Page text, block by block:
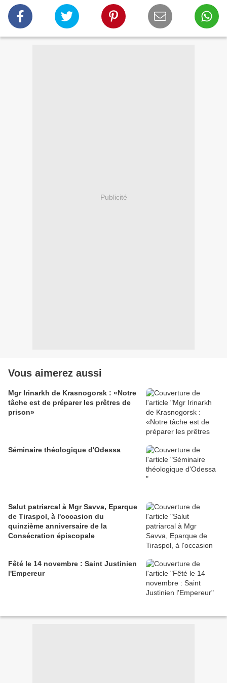
Publicité
Vous aimerez aussi
Mgr Irinarkh de Krasnogorsk : «Notre
tâche est de préparer les prêtres de
prison»
Séminaire théologique d'Odessa
Salut patriarcal à Mgr Savva, Eparque
de Tiraspol, à l'occasion du
quinzième anniversaire de la
Consécration épiscopale
Fêté le 14 novembre : Saint Justinien
l'Empereur